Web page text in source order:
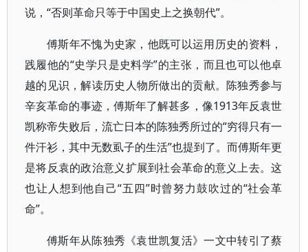
说，“否则革命只等于中国史上之换朝代”。
傅斯年不愧为史家，他既可以运用历史的资料，
践履他的“史学只是史料学”的主张，而且也可以他卓
越的见识，解读历史人物所做出的贡献。陈独秀参与
辛亥革命的事迹，傅斯年了解甚多，像1913年反袁世
凯称帝失败后，流亡日本的陈独秀所过的“穷得只有一
件汗衫，其中无数虱子的生活”也提到了。而傅斯年更
是将反袁的政治意义扩展到社会革命的意义上去。这
也让人想到他自己“五四”时曾努力鼓吹过的“社会革
命”。
傅斯年从陈独秀《袁世凯复活》一文中转引了蔡